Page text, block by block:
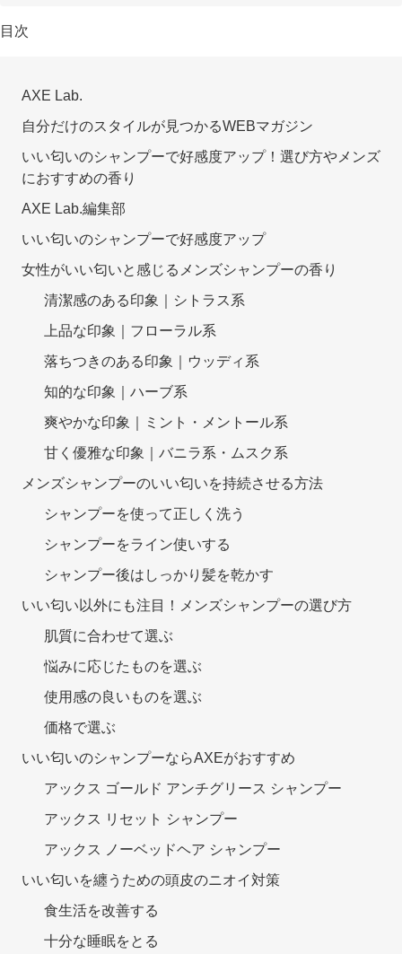
目次
AXE Lab.
自分だけのスタイルが見つかるWEBマガジン
いい匂いのシャンプーで好感度アップ！選び方やメンズ
におすすめの香り
AXE Lab.編集部
いい匂いのシャンプーで好感度アップ
女性がいい匂いと感じるメンズシャンプーの香り
清潔感のある印象｜シトラス系
上品な印象｜フローラル系
落ちつきのある印象｜ウッディ系
知的な印象｜ハーブ系
爽やかな印象｜ミント・メントール系
甘く優雅な印象｜バニラ系・ムスク系
メンズシャンプーのいい匂いを持続させる方法
シャンプーを使って正しく洗う
シャンプーをライン使いする
シャンプー後はしっかり髪を乾かす
いい匂い以外にも注目！メンズシャンプーの選び方
肌質に合わせて選ぶ
悩みに応じたものを選ぶ
使用感の良いものを選ぶ
価格で選ぶ
いい匂いのシャンプーならAXEがおすすめ
アックス ゴールド アンチグリース シャンプー
アックス リセット シャンプー
アックス ノーベッドヘア シャンプー
いい匂いを纏うための頭皮のニオイ対策
食生活を改善する
十分な睡眠をとる